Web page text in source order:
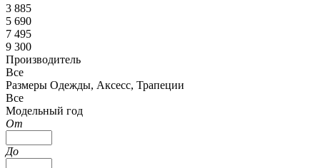
3 885
5 690
7 495
9 300
Производитель
Все
Размеры Одежды, Аксесс, Трапеции
Все
Модельный год
От
До